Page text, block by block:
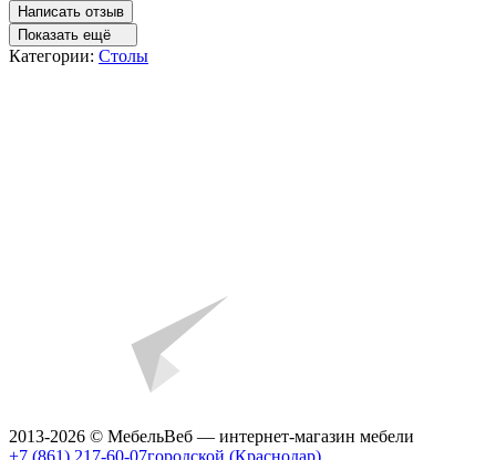
Написать отзыв
Показать ещё
Категории: Столы
2013-2026 © МебельВеб — интернет-магазин мебели
+7 (861) 217-60-07городской (Краснодар)